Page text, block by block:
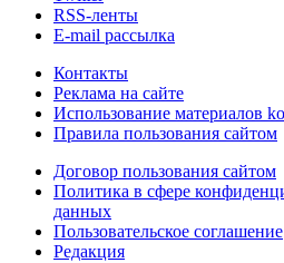
RSS-ленты
E-mail рассылка
Контакты
Реклама на сайте
Использование материалов
Правила пользования сайтом
Договор пользования сайтом
Политика в сфере
данных
Пользовательское соглашение
Редакция